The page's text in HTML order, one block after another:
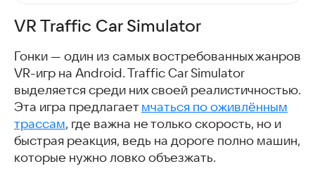
VR Traffic Car Simulator
Гонки — один из самых востребованных жанров
VR-игр на Android. Traffic Car Simulator
выделяется среди них своей реалистичностью.
Эта игра предлагает мчаться по оживлённым
трассам, где важна не только скорость, но и
быстрая реакция, ведь на дороге полно машин,
которые нужно ловко объезжать.